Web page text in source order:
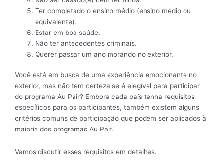
Ter completado o ensino médio (ensino médio ou
equivalente).
Estar em boa saúde.
Não ter antecedentes criminais.
Querer passar um ano morando no exterior.
Você está em busca de uma experiência emocionante no
exterior, mas não tem certeza se é elegível para participar
do programa Au Pair? Embora cada país tenha requisitos
específicos para os participantes, também existem alguns
critérios comuns de participação que podem ser aplicados à
maioria dos programas Au Pair.
Vamos discutir esses requisitos em detalhes.